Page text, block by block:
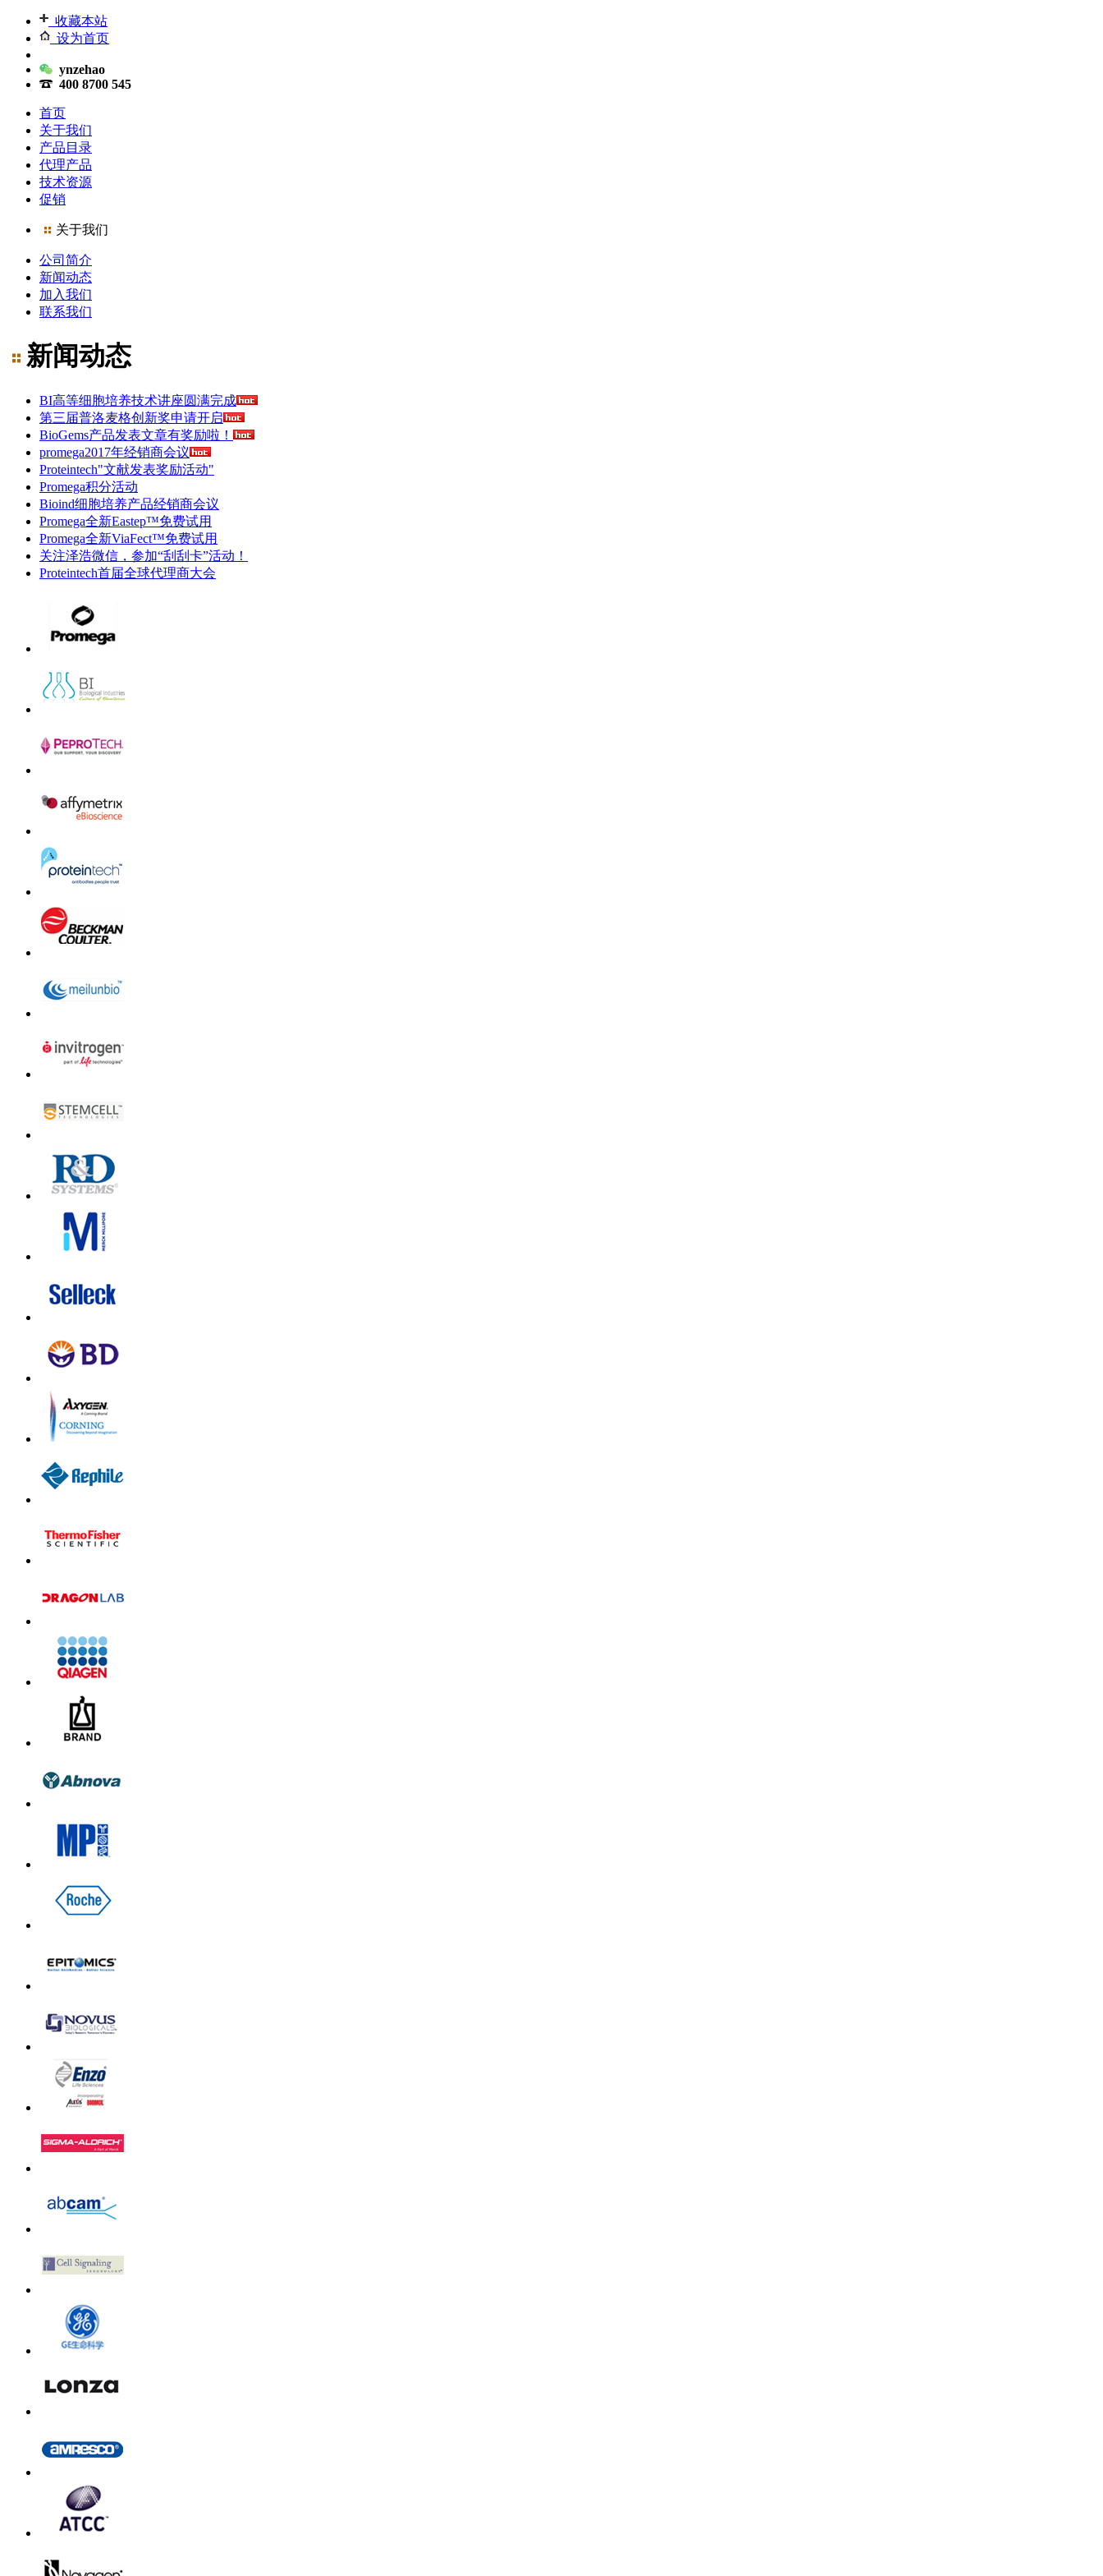
收藏本站
设为首页
ynzehao
400 8700 545
首页
关于我们
产品目录
代理产品
技术资源
促销
关于我们
公司简介
新闻动态
加入我们
联系我们
新闻动态
BI高等细胞培养技术讲座圆满完成
第三届普洛麦格创新奖申请开启
BioGems产品发表文章有奖励啦！
promega2017年经销商会议
Proteintech"文献发表奖励活动"
Promega积分活动
Bioind细胞培养产品经销商会议
Promega全新Eastep™免费试用
Promega全新ViaFect™免费试用
关注泽浩微信，参加“刮刮卡”活动！
Proteintech首届全球代理商大会